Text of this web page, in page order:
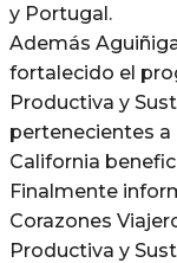
y Portugal.
Además
fortalecido el
Productiva y
pertenecientes a
California
Finalmente
Corazones
Productiva y